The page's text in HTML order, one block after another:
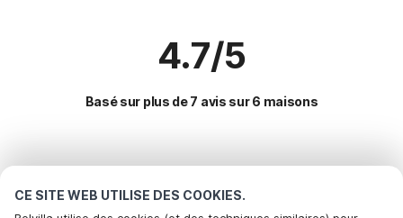
CE SITE WEB UTILISE DES COOKIES.
4.7/5
Basé sur plus de 7 avis sur 6 maisons
vacances